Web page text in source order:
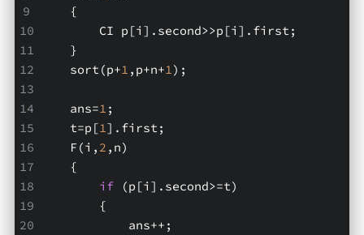
    {
        CI p[i].second>>p[i].first;
    }
    sort(p+
1 ,p+n+1 );
    ans=
1 ;
    t=p[
1 ].first;
    F(i,
2 ,n)
    {
if (p[i].second>=t)
        {
            ans++;